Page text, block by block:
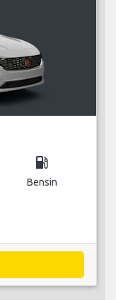
local_gas_station
Bensin